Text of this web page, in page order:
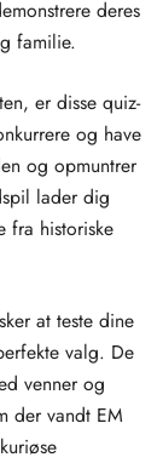
deres
familie.
er disse quiz-
og have
og opmuntrer
lader dig
fra historiske
at teste dine
valg. De
venner og
der vandt EM